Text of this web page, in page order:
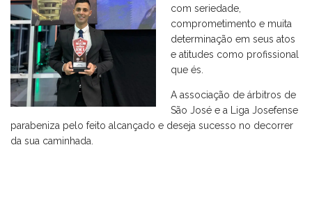
com seriedade,
comprometimento e muita
determinação em seus atos
e atitudes como profissional
que és.
A associação de árbitros de
São José e a Liga Josefense
parabeniza pelo feito alcançado e deseja sucesso no decorrer
da sua caminhada.